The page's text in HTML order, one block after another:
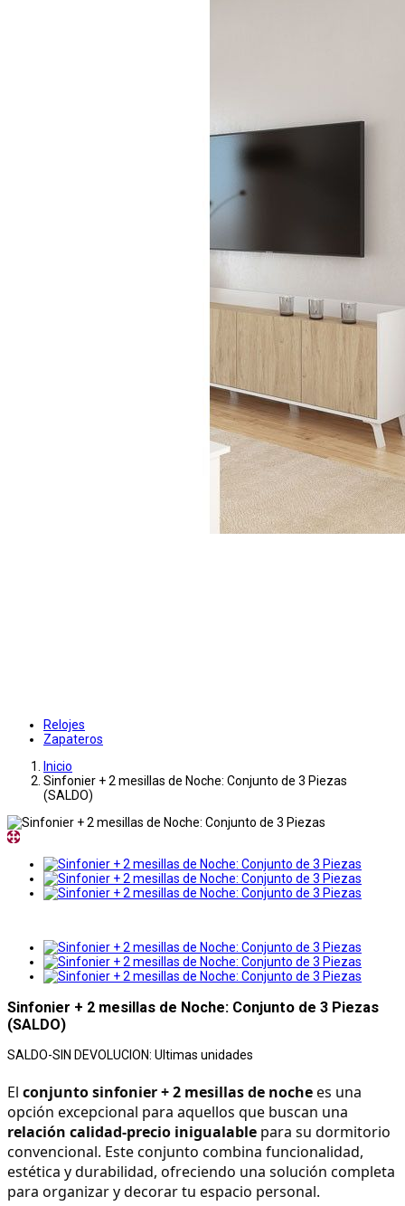
Relojes
Zapateros
Inicio
Sinfonier + 2 mesillas de Noche: Conjunto de 3 Piezas
(SALDO)
Sinfonier + 2 mesillas de Noche: Conjunto de 3 Piezas
(SALDO)
SALDO-SIN DEVOLUCION: Ultimas unidades
El conjunto sinfonier + 2 mesillas de noche es una
relación calidad-precio inigualable para su dormitorio
convencional. Este conjunto combina funcionalidad,
estética y durabilidad, ofreciendo una solución completa
para organizar y decorar tu espacio personal.